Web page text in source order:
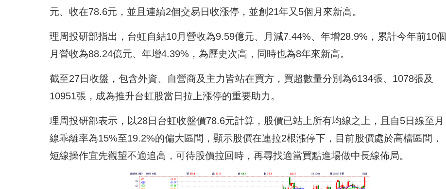
元、收在78.6元，並且連續2個交易日收漲停，並創21年又5個月來新高。
理周投研部指出，台虹自結10月營收為9.59億元、月減7.44%、年增28.9%，累計今年前10個
月營收為88.24億元、年增4.39%，為歷史次高，同時也為8年來新高。
截至27日收盤，包含外資、自營商及主力皆站在買方，買超數量分別為6134張、1078張及
10951張，成為推升台虹股當日拉上漲停的重要助力。
理周投研部表示，以28日台虹收盤價78.6元計算，股價已站上所有均線之上，且自5日線至月
線乖離率為15%至19.2%的偏大區間，顯示股價在連拉2根漲停下，目前股價處於高檔區間，
短線操作宜先觀望不適追高，可待股價拉回時，再尋找適當買點進場做中長線佈局。